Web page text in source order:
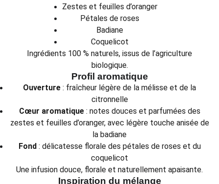
Zestes et feuilles d’oranger
Pétales de roses
Badiane
Coquelicot
Ingrédients 100 % naturels, issus de l’agriculture
biologique.
Profil aromatique
Ouverture : fraîcheur légère de la mélisse et de la
citronnelle
Cœur aromatique: notes douces et parfumées des
zestes et feuilles d’oranger, avec légère touche anisée de
la badiane
Fond: délicatesse florale des pétales de roses et du
coquelicot
Une infusion douce, florale et naturellement apaisante.
Inspiration du mélange